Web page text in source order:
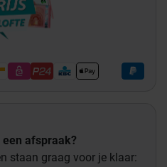
afspraak?
staan graag voor je klaar: